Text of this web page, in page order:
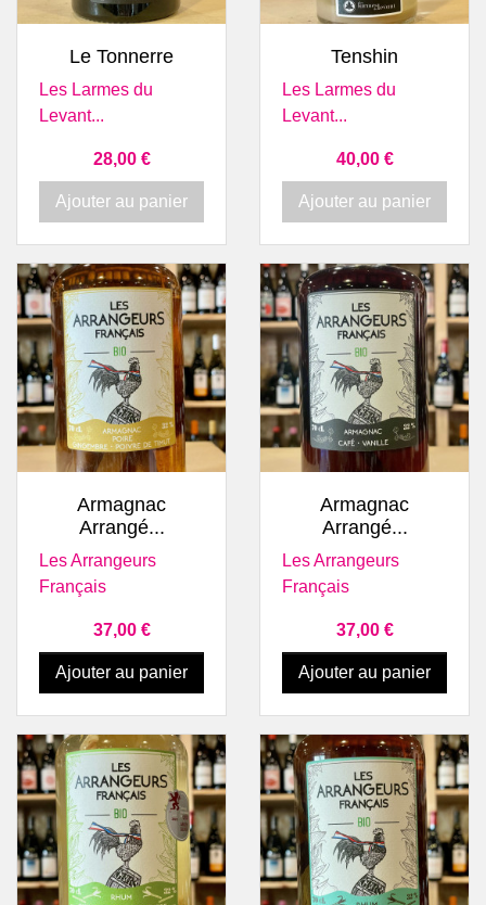
Le Tonnerre
Les Larmes du
Levant...
Prix
28,00 €
Ajouter au panier
Tenshin
Les Larmes du
Levant...
Prix
40,00 €
Ajouter au panier
Armagnac
Arrangé...
Les Arrangeurs
Français
Prix
37,00 €
Ajouter au panier
Armagnac
Arrangé...
Les Arrangeurs
Français
Prix
37,00 €
Ajouter au panier